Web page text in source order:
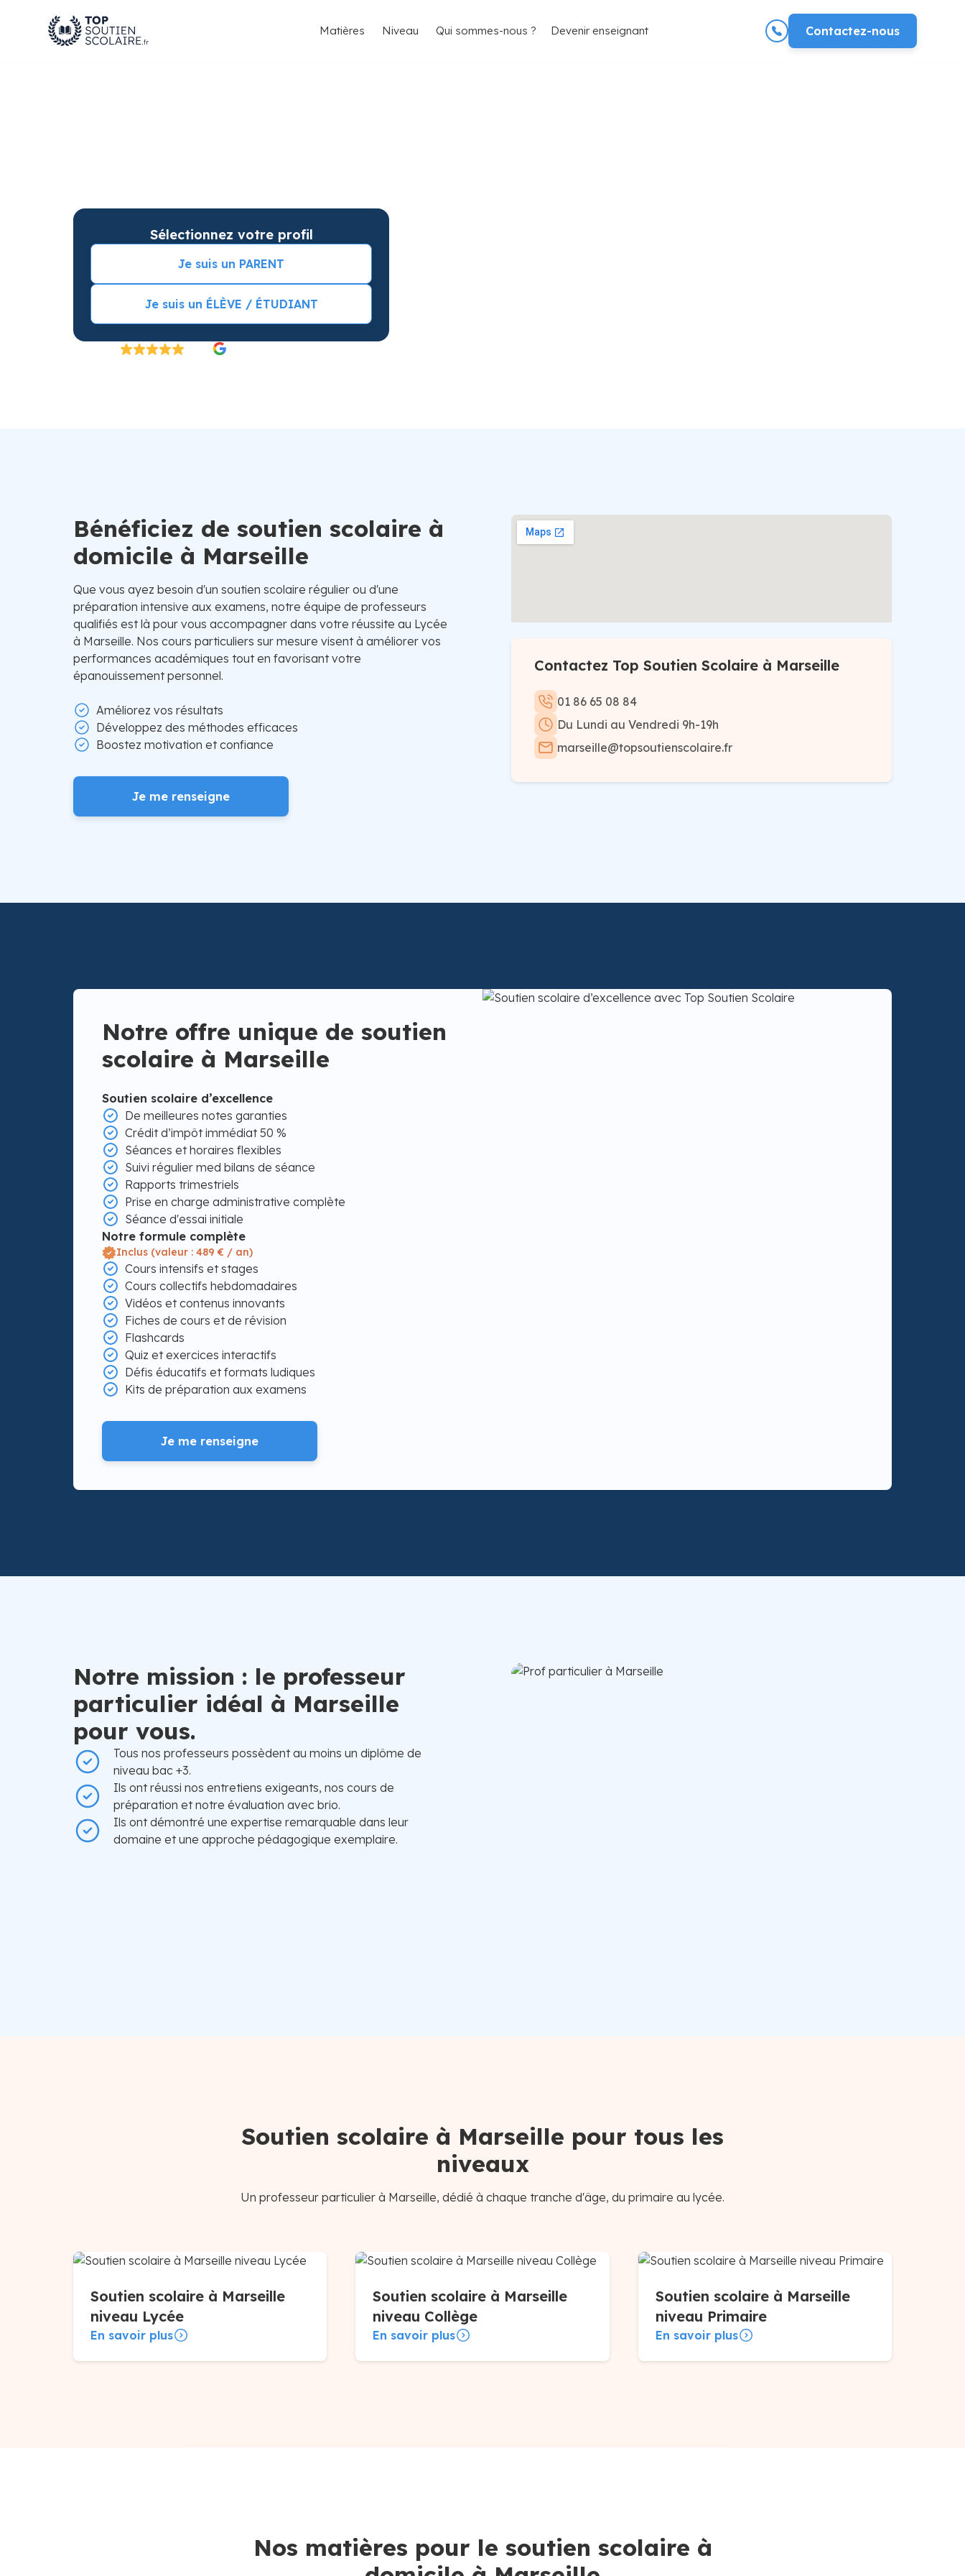
Matières Niveau Qui sommes-nous ? Devenir enseignant Contactez-nous
Sélectionnez votre profil
Je suis un PARENT
Je suis un ÉLÈVE / ÉTUDIANT
Bénéficiez de soutien scolaire à
domicile à Marseille
Que vous ayez besoin d'un soutien scolaire régulier ou d'une
préparation intensive aux examens, notre équipe de professeurs
qualifiés est là pour vous accompagner dans votre réussite au Lycée
à Marseille. Nos cours particuliers sur mesure visent à améliorer vos
performances académiques tout en favorisant votre
épanouissement personnel.
Améliorez vos résultats
Développez des méthodes efficaces
Boostez motivation et confiance
Je me renseigne
Contactez Top Soutien Scolaire à Marseille
01 86 65 08 84
Du Lundi au Vendredi 9h-19h
marseille@topsoutienscolaire.fr
Notre offre unique de soutien
scolaire à Marseille
Soutien scolaire d’excellence
De meilleures notes garanties
Crédit d’impôt immédiat 50 %
Séances et horaires flexibles
Suivi régulier med bilans de séance
Rapports trimestriels
Prise en charge administrative complète
Séance d'essai initiale
Notre formule complète
Inclus (valeur : 489 € / an)
Cours intensifs et stages
Cours collectifs hebdomadaires
Vidéos et contenus innovants
Fiches de cours et de révision
Flashcards
Quiz et exercices interactifs
Défis éducatifs et formats ludiques
Kits de préparation aux examens
Je me renseigne
Notre mission : le professeur
particulier idéal à Marseille
pour vous.
Tous nos professeurs possèdent au moins un diplôme de
niveau bac +3.
Ils ont réussi nos entretiens exigeants, nos cours de
préparation et notre évaluation avec brio.
Ils ont démontré une expertise remarquable dans leur
domaine et une approche pédagogique exemplaire.
Soutien scolaire à Marseille pour tous les
niveaux
Un professeur particulier à Marseille, dédié à chaque tranche d'âge, du primaire au lycée.
Soutien scolaire à Marseille
niveau Lycée
En savoir plus
Soutien scolaire à Marseille
niveau Collège
En savoir plus
Soutien scolaire à Marseille
niveau Primaire
En savoir plus
Nos matières pour le soutien scolaire à